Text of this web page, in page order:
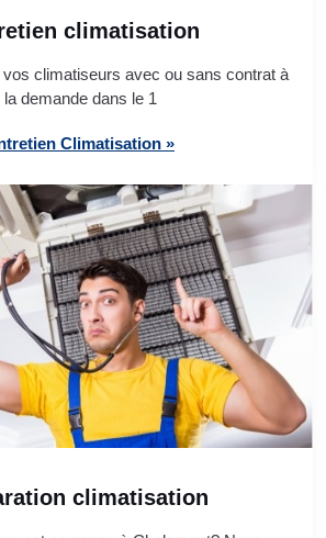
climatisation
climatiseurs avec ou sans contrat à
la demande dans le 1
Climatisation »
climatisation